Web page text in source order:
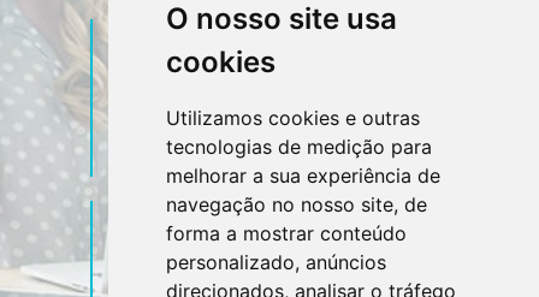
O nosso site usa
cookies
Utilizamos cookies e outras
tecnologias de medição para
melhorar a sua experiência de
navegação no nosso site, de
forma a mostrar conteúdo
personalizado, anúncios
direcionados, analisar o tráfego
ContatoTelefone
(45) 99927-3501
RedesSociais